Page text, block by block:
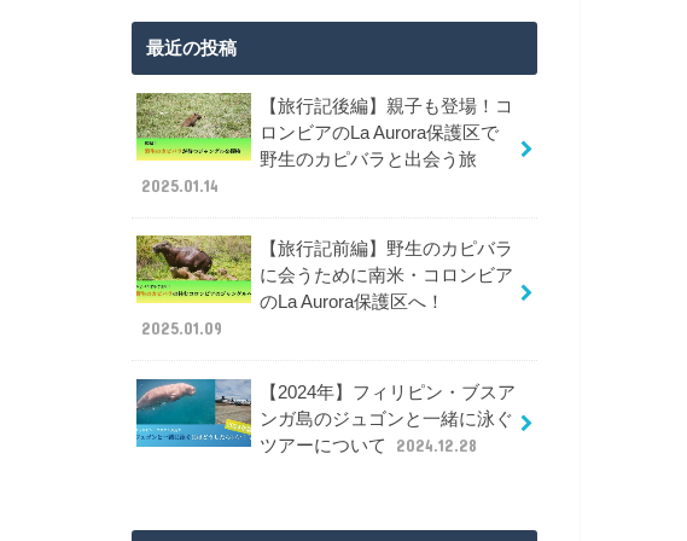
最近の投稿
【旅行記後編】親子も登場！コ
ロンビアのLa Aurora保護区で
野生のカピバラと出会う旅
2025.01.14
【旅行記前編】野生のカピバラ
に会うために南米・コロンビア
のLa Aurora保護区へ！
2025.01.09
【2024年】フィリピン・ブスア
ンガ島のジュゴンと一緒に泳ぐ
ツアーについて
2024.12.28